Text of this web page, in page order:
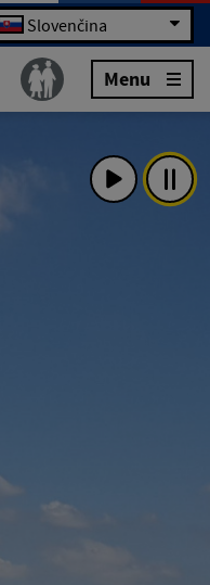
Slovenčina
Menu